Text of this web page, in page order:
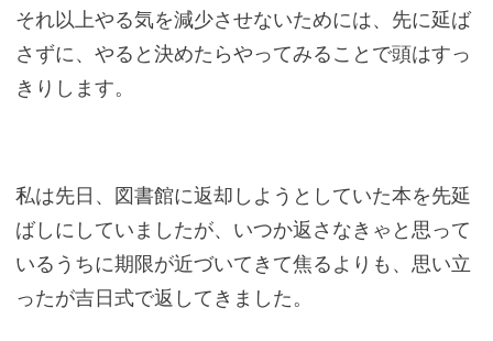
それ以上やる気を減少させないためには、先に延ば
さずに、やると決めたらやってみることで頭はすっ
きりします。
私は先日、図書館に返却しようとしていた本を先延
ばしにしていましたが、いつか返さなきゃと思って
いるうちに期限が近づいてきて焦るよりも、思い立
ったが吉日式で返してきました。